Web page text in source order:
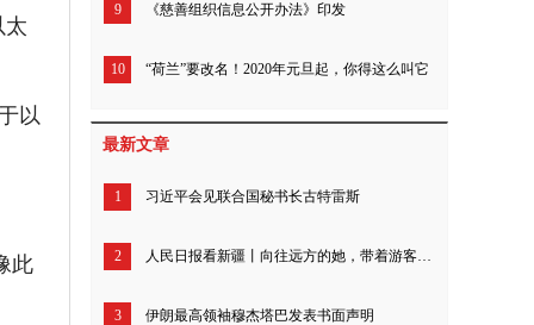
太
以
此
9 《慈善组织信息公开办法》印发
10 “荷兰”要改名！2020年元旦起，你得这么叫它
最新文章
1 习近平会见联合国秘书长古特雷斯
2 人民日报看新疆丨向往远方的她，带着游客追寻“诗和远方”（我的家乡我建设）
3 伊朗最高领袖穆杰塔巴发表书面声明